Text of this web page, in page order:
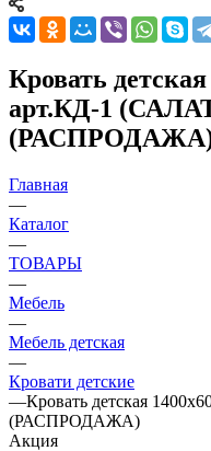
Кровать
арт.КД-1
Главная
—
Каталог
—
ТОВАРЫ
—
Мебель
—
Мебель детская
—
Кровати детские
—Кровать детская
(РАСПРОДАЖА)
Акция